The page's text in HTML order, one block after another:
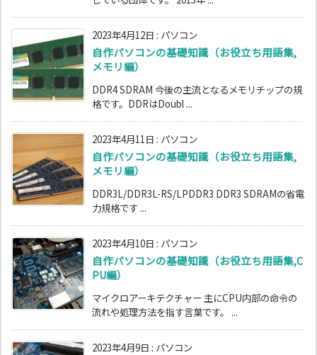
2023年4月12日 : パソコン
自作パソコンの基礎知識（お役立ち用語集,
メモリ編）
DDR4 SDRAM 今後の主流となるメモリチップの規
格です。DDRはDoubl ...
2023年4月11日 : パソコン
自作パソコンの基礎知識（お役立ち用語集,
メモリ編）
DDR3L/DDR3L-RS/LPDDR3 DDR3 SDRAMの省電
力規格です ...
2023年4月10日 : パソコン
自作パソコンの基礎知識（お役立ち用語集,C
PU編）
マイクロアーキテクチャー 主にCPU内部の命令の
流れや処理方法を指す言葉です。 ...
2023年4月9日 : パソコン